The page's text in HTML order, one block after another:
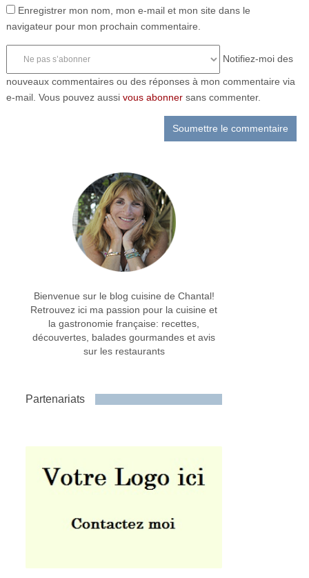
Enregistrer mon nom, mon e-mail et mon site dans le
navigateur pour mon prochain commentaire.
Notifiez-moi des
nouveaux commentaires ou des réponses à mon commentaire via
e-mail. Vous pouvez aussi vous abonnersans commenter.
Bienvenue sur le blog cuisine de Chantal!
Retrouvez ici ma passion pour la cuisine et
la gastronomie française: recettes,
découvertes, balades gourmandes et avis
sur les restaurants
Partenariats